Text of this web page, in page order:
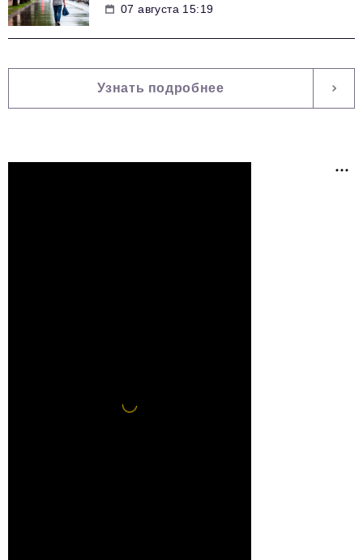
07 августа 15:19
Узнать подробнее